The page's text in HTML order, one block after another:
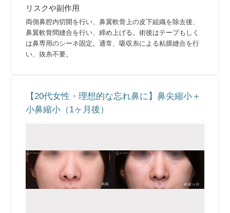
リスクや副作用
両側鼻腔内切開を行い、鼻翼軟骨上の皮下組織を除去後、
鼻翼軟骨間縫合を行い、締め上げる。術後はテープもしく
は鼻専用のシーネ固定。通常、吸収糸による粘膜縫合を行
い、抜糸不要。
【20代女性・理想的な忘れ鼻に】鼻尖縮小＋
小鼻縮小（1ヶ月後）